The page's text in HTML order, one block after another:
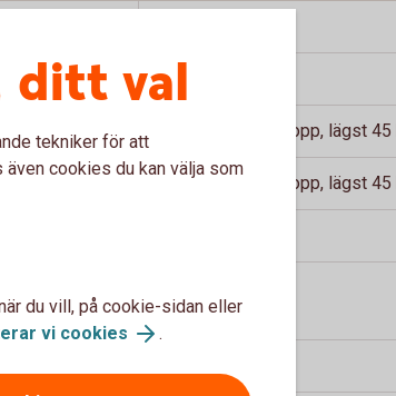
Ja
3 % av uttaget belopp, lägst
35 kr 3 % av uttaget belopp, lägst
ditt val
tekniker för att
cookies du kan välja som
du vill, på cookie-sidan eller
vi cookies .